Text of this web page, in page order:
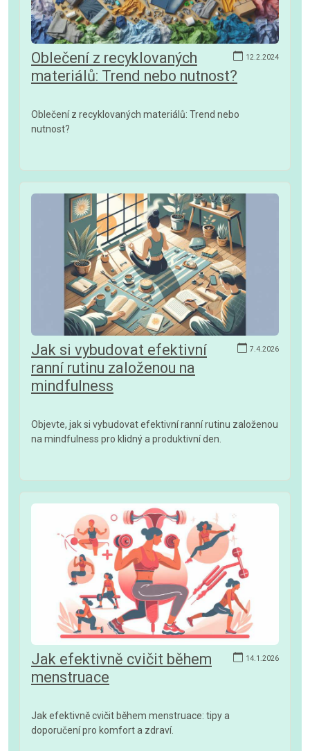
12.2.2024
Oblečení z recyklovaných
materiálů: Trend nebo nutnost?
Oblečení z recyklovaných materiálů: Trend nebo
nutnost?
7.4.2026
Jak si vybudovat efektivní
ranní rutinu založenou na
mindfulness
Objevte, jak si vybudovat efektivní ranní rutinu založenou
na mindfulness pro klidný a produktivní den.
14.1.2026
Jak efektivně cvičit během
menstruace
Jak efektivně cvičit během menstruace: tipy a
doporučení pro komfort a zdraví.